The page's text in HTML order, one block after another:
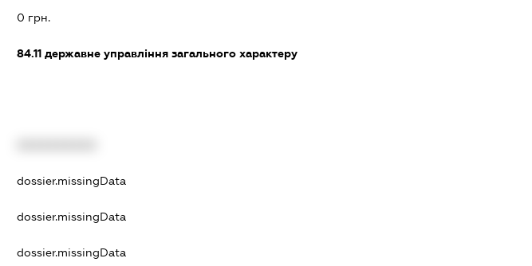
0 грн.
84.11державне управління загального характеру
dossier.missingData
dossier.missingData
dossier.missingData